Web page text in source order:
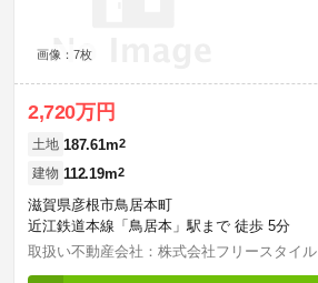
画像：7枚
2,720万円
土地 187.61m2
建物 112.19m2
滋賀県彦根市鳥居本町
近江鉄道本線「鳥居本」駅まで 徒歩 5分
取扱い不動産会社：株式会社フリースタイル